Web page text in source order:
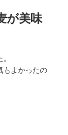
が美味
もよかったの